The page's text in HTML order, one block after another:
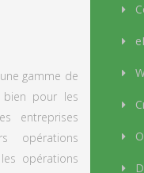
gamme de
bien pour les
entreprises
opérations
opérations